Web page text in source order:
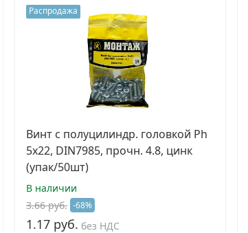
Распродажа
Винт с полуцилиндр. головкой Ph
5х22, DIN7985, прочн. 4.8, цинк
(упак/50шт)
В наличии
3.66 руб. -68%
1.17 руб. без НДС